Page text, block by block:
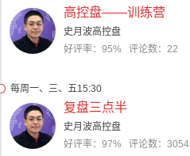
高控盘——训练营
史月波高控盘
好评率：95% 评论数：22
复盘三点半
史月波高控盘
好评率：97% 评论数：3054
每周一、三、五15:30